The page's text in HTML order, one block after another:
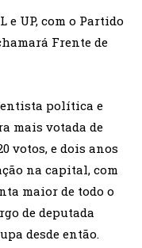
e UP, com o Partido
Frente de
política e
mais votada de
votos, e dois anos
na capital, com
maior de todo o
de deputada
desde então.